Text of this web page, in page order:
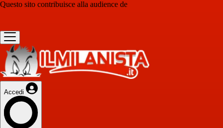
Questo sito contribuisce alla audience de
Accedi